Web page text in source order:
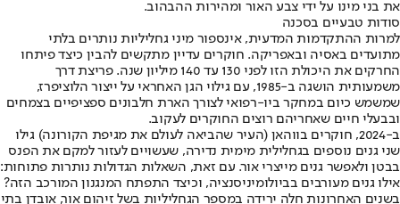
את בני מינו על ידי צבע האור ומהירות ההבהוב.
סודות טבעיים בסכנה
למרות ההתקדמות המדעית, אינספור מיני גחליליות נותרים בלתי
מתועדים באסיה ובאפריקה. חוקרים עדיין מתקשים להבין כיצד פיתחו
החרקים את היכולת הזו לפני 130 עד 140 מיליון שנה. פריצת דרך
משמעותית הושגה ב-1985, עם גילוי הגן האחראי על ייצור הלוציפרז,
שמשמש כיום במחקר ביו-רפואי לצורך הארת חלבונים ספציפיים בצמחים
ובבעלי חיים שאחריהם רוצים החוקרים לעקוב.
ב-2024, חוקרים בווהאן (העיר שהביאה לעולם את מגיפת הקורונה) גילו
שני גנים נוספים בגחלילית מימית נדירה, שעשויים לעזור למקם את הפנס
בבטן ולאפשר גנים מייצרי אור. עם זאת, השאלות הגדולות נותרות פתוחות:
אילו גנים מעורבים בביולומיניסנציה, וכיצד התפתח המנגנון המורכב הזה?
בשנים האחרונות חלה ירידה במספר הגחליליות בשל זיהום אור, אובדן בתי